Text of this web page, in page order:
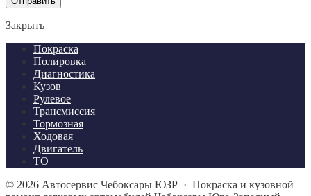
Закрыть
Покраска
Полировка
Диагностика
Кузов
Рулевое
Трансмиссия
Тормозная
Ходовая
Двигатель
ТО
© 2026 Автосервис Чебоксары ЮЗР · Покраска и кузовной